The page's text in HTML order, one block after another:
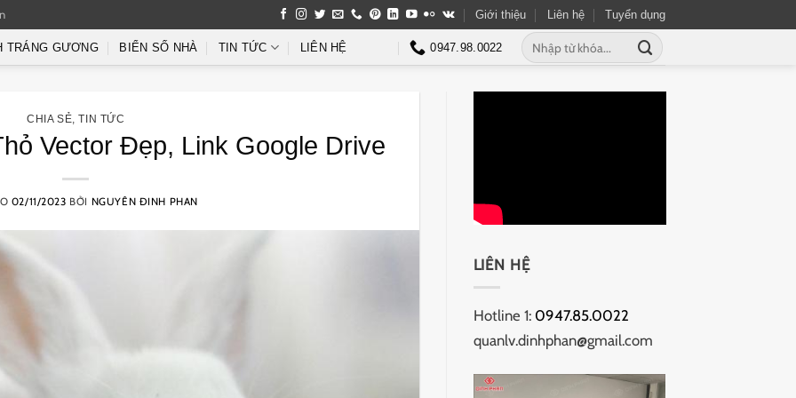
Giới thiệu Liên hệ Tuyển dụng
TRÁNG GƯƠNG BIỂN SỐ NHÀ TIN TỨC LIÊN HỆ 0947.98.0022
Tìm
kiếm:
CHIA SẺ ,TIN TỨC
Vector Đẹp, Link Google Drive
02/11/2023 BỞI NGUYÊN ĐINH PHAN
LIÊN HỆ
Hotline 1: 0947.85.0022
quanlv.dinhphan@gmail.com